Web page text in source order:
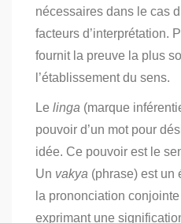
nécessaires dans le cas
facteurs d’interprétation.
fournit la preuve la plus
l’établissement du sens.
Le linga (marque
pouvoir d’un mot pour
idée. Ce pouvoir est le
Un vakya (phrase) est un
la prononciation
exprimant une